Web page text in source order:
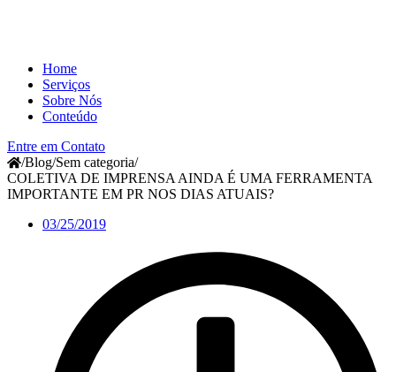
Home
Serviços
Sobre Nós
Conteúdo
Entre em Contato
/Blog/Sem categoria/
COLETIVA DE IMPRENSA AINDA É UMA FERRAMENTA
IMPORTANTE EM PR NOS DIAS ATUAIS?
03/25/2019